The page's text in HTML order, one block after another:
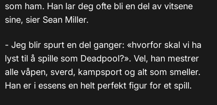
som ham. Han lar deg ofte bli en del av vitsene
sine, sier Sean Miller.
- Jeg blir spurt en del ganger: «hvorfor skal vi ha
lyst til å spille som Deadpool?». Vel, han mestrer
alle våpen, sverd, kampsport og alt som smeller.
Han er i essens en helt perfekt figur for et spill.